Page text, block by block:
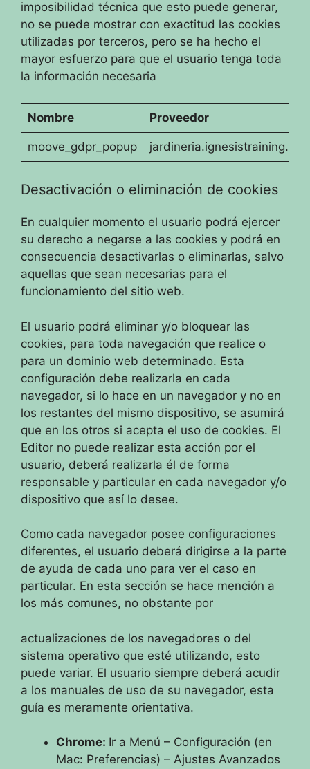
imposibilidad técnica que esto puede generar,
no se puede mostrar con exactitud las cookies
utilizadas por terceros, pero se ha hecho el
mayor esfuerzo para que el usuario tenga toda
la información necesaria
Nombre Proveedor
moove_gdpr_popup
Desactivación o eliminación de cookies
En cualquier momento el usuario podrá ejercer
su derecho a negarse a las cookies y podrá en
consecuencia desactivarlas o eliminarlas, salvo
aquellas que sean necesarias para el
funcionamiento del sitio web.
El usuario podrá eliminar y/o bloquear las
cookies, para toda navegación que realice o
para un dominio web determinado. Esta
configuración debe realizarla en cada
navegador, si lo hace en un navegador y no en
los restantes del mismo dispositivo, se asumirá
que en los otros si acepta el uso de cookies. El
Editor no puede realizar esta acción por el
usuario, deberá realizarla él de forma
responsable y particular en cada navegador y/o
dispositivo que así lo desee.
Como cada navegador posee configuraciones
diferentes, el usuario deberá dirigirse a la parte
de ayuda de cada uno para ver el caso en
particular. En esta sección se hace mención a
los más comunes, no obstante por
actualizaciones de los navegadores o del
sistema operativo que esté utilizando, esto
puede variar. El usuario siempre deberá acudir
a los manuales de uso de su navegador, esta
guía es meramente orientativa.
Chrome: Ir a Menú – Configuración (en
Mac: Preferencias) – Ajustes Avanzados